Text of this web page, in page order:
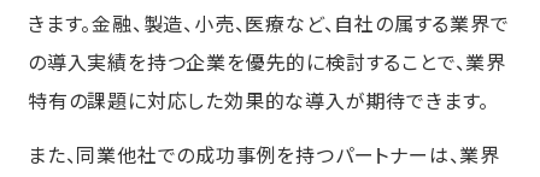
きます。金融、製造、小売、医療など、自社の属する業界で
の導入実績を持つ企業を優先的に検討することで、業界
特有の課題に対応した効果的な導入が期待できます。
また、同業他社での成功事例を持つパートナーは、業界